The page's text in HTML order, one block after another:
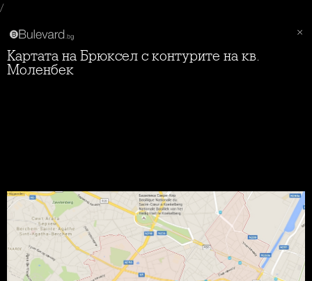
/
Картата на Брюксел с контурите на кв.
Моленбек